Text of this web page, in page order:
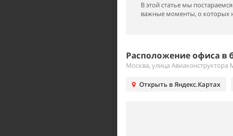
В этой статье мы
важные моменты, о которых
Расположение офиса в
Москва, улица Авиаконструктора
Открыть в Яндекс.Картах